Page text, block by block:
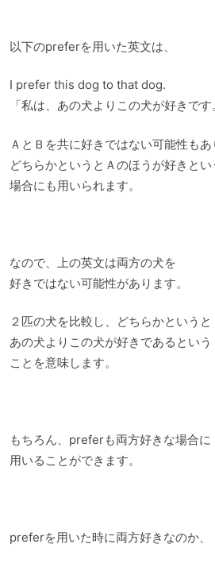
以下のpreferを用いた英文は、
I prefer this dog to that dog.
「私は、あの犬よりこの犬が好きです
ＡとＢを共に好きではない可能性もあ
どちらかというとＡのほうが好きとい
場合にも用いられます。
なので、上の英文は両方の犬を
好きではない可能性があります。
２匹の犬を比較し、どちらかというと
あの犬よりこの犬が好きであるという
ことを意味します。
もちろん、preferも両方好きな場合に
用いることができます。
preferを用いた時に両方好きなのか、